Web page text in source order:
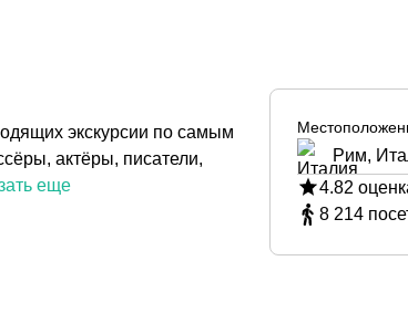
экскурсии по самым
актёры, писатели,
еще
Рим,
4.82
8 214